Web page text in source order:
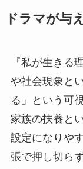
ドラマが与
『私が生きる
や社会現象と
る」という可
家族の扶養と
設定になりや
張で押し切ら